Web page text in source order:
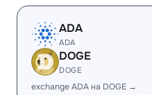
ADA
ADA
DOGE
DOGE
exchange ADA на DOGE →